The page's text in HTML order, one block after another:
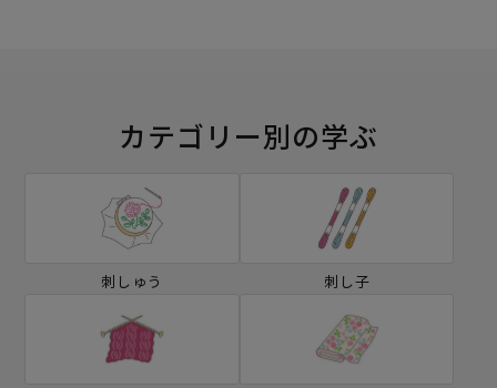
カテゴリー別の学ぶ
刺しゅう 刺し子